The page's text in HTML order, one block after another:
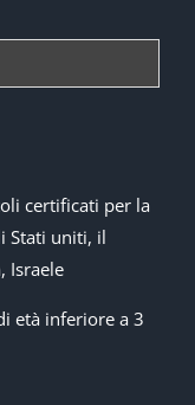
certificati per la
Stati uniti, il
Israele
età inferiore a 3